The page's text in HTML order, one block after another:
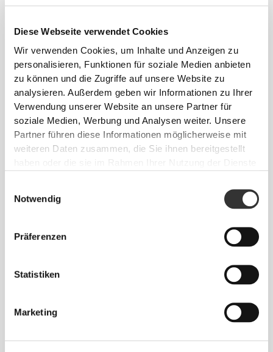
Diese Webseite verwendet Cookies
Wir verwenden Cookies, um Inhalte und Anzeigen zu
personalisieren, Funktionen für soziale Medien anbieten
zu können und die Zugriffe auf unsere Website zu
analysieren. Außerdem geben wir Informationen zu Ihrer
Verwendung unserer Website an unsere Partner für
soziale Medien, Werbung und Analysen weiter. Unsere
Partner führen diese Informationen möglicherweise mit
weiteren Daten zusammen, die Sie ihnen bereitgestellt
Notwendig
Präferenzen
Statistiken
Marketing
Rückseite — schützt Schlüssel, Karte oder
dass du dich ganz auf dein Training
konzentrieren kannst.
PRODUKTMERKMALE
SCHNELLTROCKNEND
Fortschrittliches
Feuchtigkeitsmanagement leitet Schweiß
FÜR DRINNEN UND DRAUSSEN G
KOMFORT IN ALLEN JAHRESZEITEN